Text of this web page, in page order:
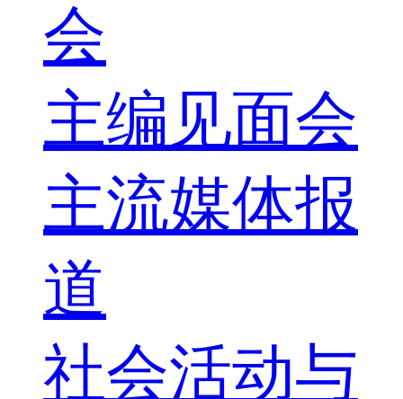
会
主编见面会
主流媒体报
道
社会活动与